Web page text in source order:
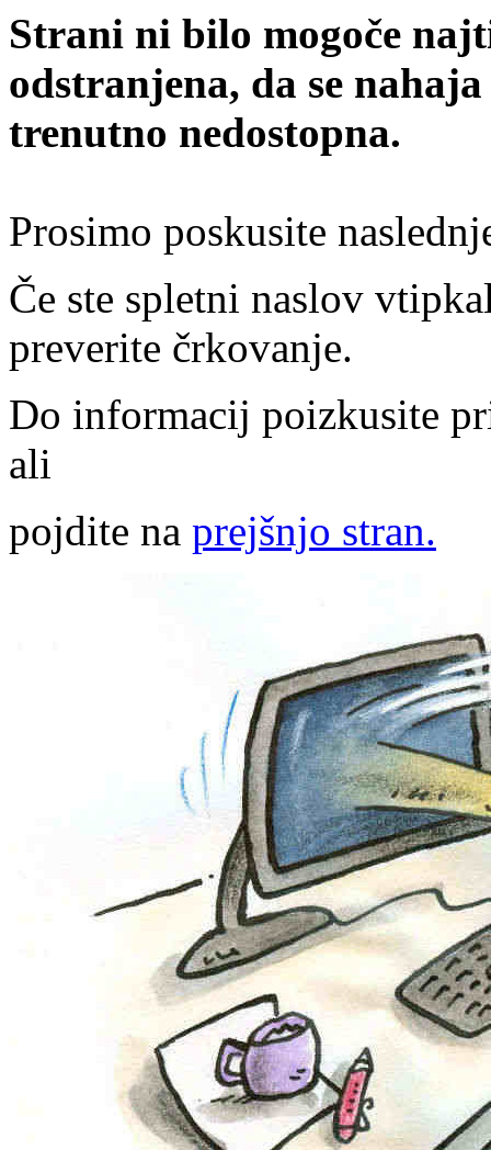
Strani ni bilo mogoče
odstranjena, da se
trenutno nedostopna.
Prosimo poskusite
Če ste spletni naslov
preverite črkovanje.
Do informacij poizkusite
ali
pojdite na prejšnjo stran.